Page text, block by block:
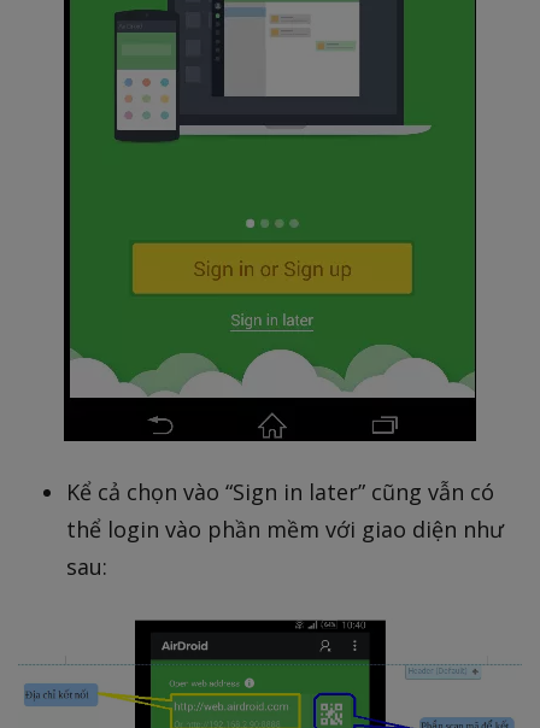
Kể cả chọn vào “Sign in later” cũng vẫn có
thể login vào phần mềm với giao diện như
sau: